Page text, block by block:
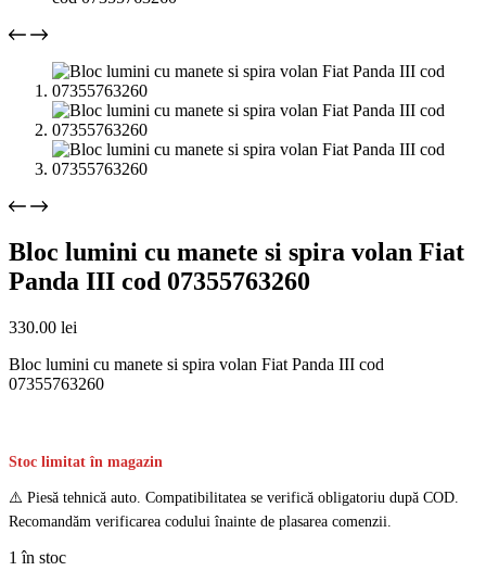
Bloc lumini cu manete si spira volan Fiat
Panda III cod 07355763260
330.00 lei
Bloc lumini cu manete si spira volan Fiat Panda III cod
07355763260
Stoc limitat în magazin
⚠️ Piesă tehnică auto. Compatibilitatea se verifică obligatoriu după COD.
Recomandăm verificarea codului înainte de plasarea comenzii.
1 în stoc